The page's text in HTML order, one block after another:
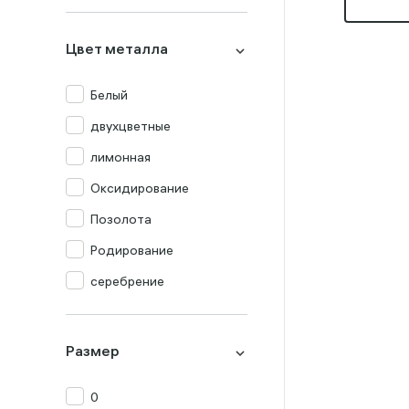
Перламутр
Празиолит
Прочие
Раух-топаз
Родолит
Рубин
Сапфир
Топаз
Хризолит
Цвет металла
Белый
двухцветные
лимонная
Оксидирование
Позолота
Родирование
серебрение
Размер
0